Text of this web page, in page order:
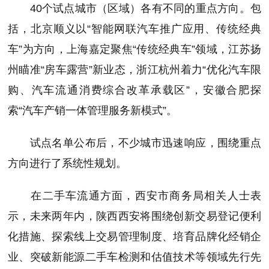
40个试点城市（区域）各有不同的重点方向。包
括，北京顺义以“智能网联汽车推广应用、传统经典
车”为方向，上海嘉定聚焦“传统经典车”领域，江苏扬
州瞄准“房车露营”新业态，浙江杭州着力“优化汽车限
购、汽车流通消费综合改革承载区”，安徽合肥探
索“汽车产销一体管理服务新模式”。
试点名单公布后，不少城市迅速响应，围绕重点
方向进行了系统性规划。
在二手车流通方面，西安市商务局相关人士表
示，未来两年内，陕西西安将围绕创新交易登记便利
化措施、探索线上交易管理制度、培育品牌化经销企
业、突破新能源二手车检测和估值技术等领域先行先